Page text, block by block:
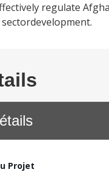
regulate
Projet